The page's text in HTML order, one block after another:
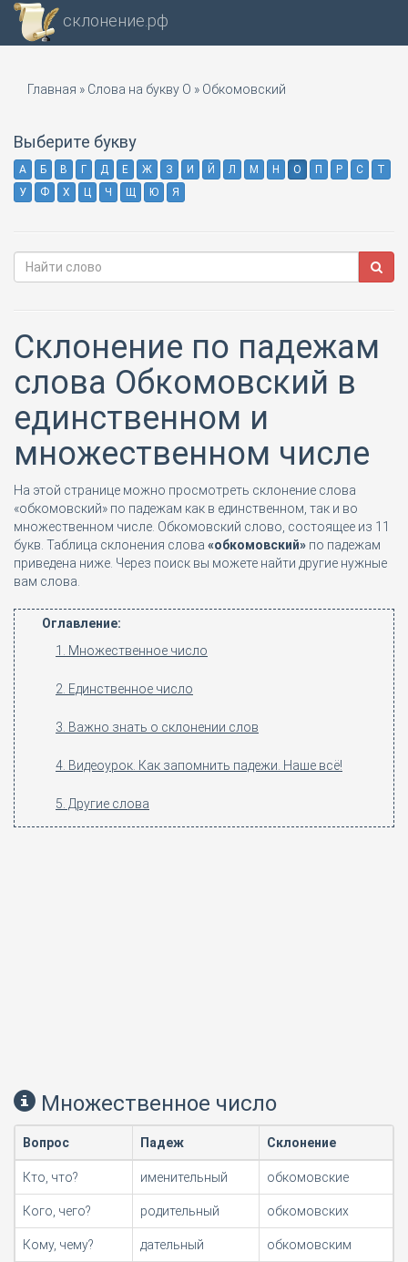
склонение.рф
Главная » Слова на букву О » Обкомовский
Выберите букву
А Б В Г Д Е Ж З И Й Л М Н О П Р С
Т
У
Ф Х Ц Ч Щ Ю Я
Склонение по падежам
слова Обкомовский в
единственном и
множественном числе
На этой странице можно просмотреть склонение слова
«обкомовский» по падежам как в единственном, так и во
множественном числе. Обкомовский слово, состоящее из 11
букв. Таблица склонения слова «обкомовский» по падежам
приведена ниже. Через поиск вы можете найти другие нужные
вам слова.
Оглавление:
1. Множественное число
2. Единственное число
3. Важно знать о склонении слов
4. Видеоурок. Как запомнить падежи. Наше всё!
5. Другие слова
Множественное число
Вопрос Падеж Склонение
Кто, что? именительный обкомовские
Кого, чего? родительный обкомовских
Кому, чему? дательный обкомовским